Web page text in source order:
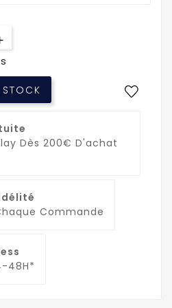
STOCK
Dès 200€ D'achat
Commande
48H*